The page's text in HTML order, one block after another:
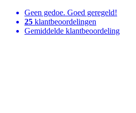
Geen gedoe. Goed geregeld!
25 klantbeoordelingen
Gemiddelde klantbeoordeling